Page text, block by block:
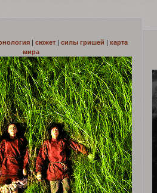
| сюжет| силы гришей | карта
мира